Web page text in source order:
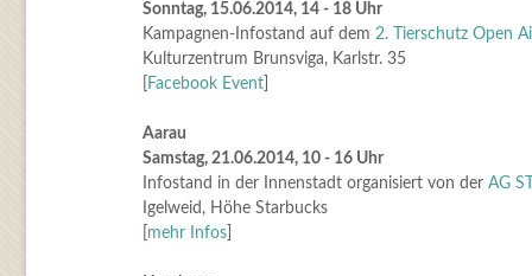
Sonntag, 15.06.2014, 14 - 18 Uhr
Kampagnen-Infostand auf dem 2. Tierschutz Open
Kulturzentrum Brunsviga, Karlstr. 35
Facebook Event]
Aarau
Samstag, 21.06.2014, 10 - 16 Uhr
Infostand in der Innenstadt organisiert von der AG
Igelweid, Höhe Starbucks
mehr Infos]